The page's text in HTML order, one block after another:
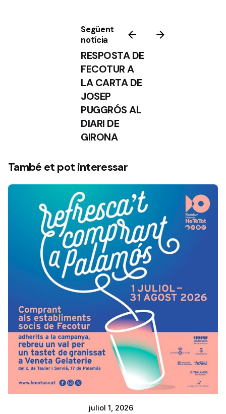
Següent
notícia
RESPOSTA DE
FECOTUR A
LA CARTA DE
JOSEP
PUGGRÓS AL
DIARI DE
GIRONA
També et pot interessar
juliol 1, 2026